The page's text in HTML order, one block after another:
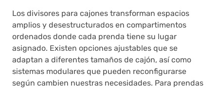
Los divisores para cajones transforman espacios
amplios y desestructurados en compartimentos
ordenados donde cada prenda tiene su lugar
asignado. Existen opciones ajustables que se
adaptan a diferentes tamaños de cajón, así como
sistemas modulares que pueden reconfigurarse
según cambien nuestras necesidades. Para prendas